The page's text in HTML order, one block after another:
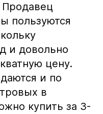
Продавец
пользуются
и довольно
цену.
и по
в
купить за 3-